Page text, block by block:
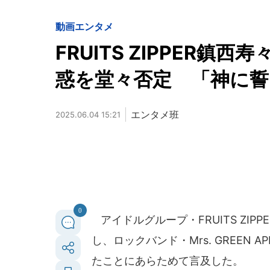
動画エンタメ
FRUITS ZIPPER鎮西寿
惑を堂々否定 「神に
2025.06.04 15:21 エンタメ班
0
アイドルグループ・FRUITS
し、ロックバンド・Mrs. GREEN
たことにあらためて言及した。